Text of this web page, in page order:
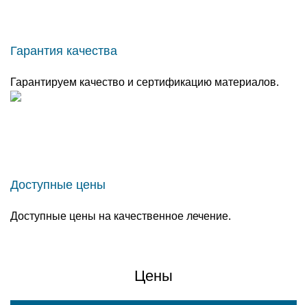
Гарантия качества
Гарантируем качество и сертификацию материалов.
Доступные цены
Доступные цены на качественное лечение.
Цены